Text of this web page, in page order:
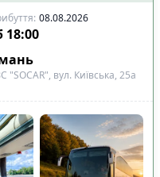
: 08.08.2026
18:00
"SOCAR", вул. Київська, 25а